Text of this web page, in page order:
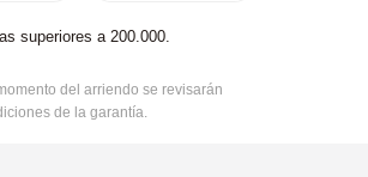
superiores a 200.000.
del arriendo se revisarán
de la garantía.